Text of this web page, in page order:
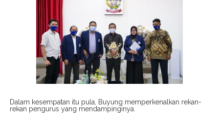
Dalam kesempatan itu pula, Buyung memperkenalkan rekan-
rekan pengurus yang mendampinginya.